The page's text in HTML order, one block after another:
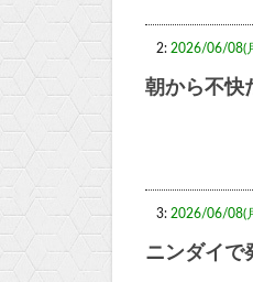
2: 2026/06/08(
朝から不快
3: 2026/06/08(
ニンダイで